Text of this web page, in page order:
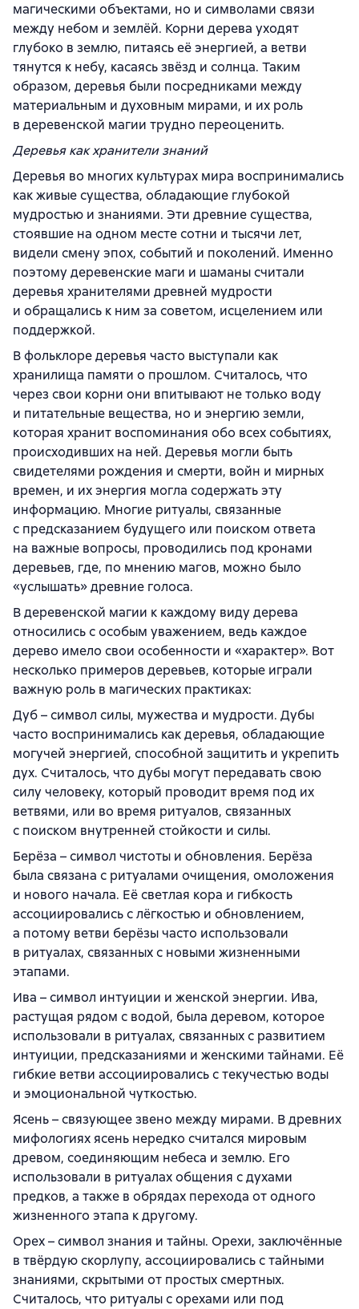
магическими объектами, но и символами связи
между небом и землёй. Корни дерева уходят
глубоко в землю, питаясь её энергией, а ветви
тянутся к небу, касаясь звёзд и солнца. Таким
образом, деревья были посредниками между
материальным и духовным мирами, и их роль
в деревенской магии трудно переоценить.
Деревья как хранители знаний
Деревья во многих культурах мира воспринимались
как живые существа, обладающие глубокой
мудростью и знаниями. Эти древние существа,
стоявшие на одном месте сотни и тысячи лет,
видели смену эпох, событий и поколений. Именно
поэтому деревенские маги и шаманы считали
деревья хранителями древней мудрости
и обращались к ним за советом, исцелением или
поддержкой.
В фольклоре деревья часто выступали как
хранилища памяти о прошлом. Считалось, что
через свои корни они впитывают не только воду
и питательные вещества, но и энергию земли,
которая хранит воспоминания обо всех событиях,
происходивших на ней. Деревья могли быть
свидетелями рождения и смерти, войн и мирных
времен, и их энергия могла содержать эту
информацию. Многие ритуалы, связанные
с предсказанием будущего или поиском ответа
на важные вопросы, проводились под кронами
деревьев, где, по мнению магов, можно было
«услышать» древние голоса.
В деревенской магии к каждому виду дерева
относились с особым уважением, ведь каждое
дерево имело свои особенности и «характер». Вот
несколько примеров деревьев, которые играли
важную роль в магических практиках:
Дуб – символ силы, мужества и мудрости. Дубы
часто воспринимались как деревья, обладающие
могучей энергией, способной защитить и укрепить
дух. Считалось, что дубы могут передавать свою
силу человеку, который проводит время под их
ветвями, или во время ритуалов, связанных
с поиском внутренней стойкости и силы.
Берёза – символ чистоты и обновления. Берёза
была связана с ритуалами очищения, омоложения
и нового начала. Её светлая кора и гибкость
ассоциировались с лёгкостью и обновлением,
а потому ветви берёзы часто использовали
в ритуалах, связанных с новыми жизненными
этапами.
Ива – символ интуиции и женской энергии. Ива,
растущая рядом с водой, была деревом, которое
использовали в ритуалах, связанных с развитием
интуиции, предсказаниями и женскими тайнами. Её
гибкие ветви ассоциировались с текучестью воды
и эмоциональной чуткостью.
Ясень – связующее звено между мирами. В древних
мифологиях ясень нередко считался мировым
древом, соединяющим небеса и землю. Его
использовали в ритуалах общения с духами
предков, а также в обрядах перехода от одного
жизненного этапа к другому.
Орех – символ знания и тайны. Орехи, заключённые
в твёрдую скорлупу, ассоциировались с тайными
знаниями, скрытыми от простых смертных.
Считалось, что ритуалы с орехами или под